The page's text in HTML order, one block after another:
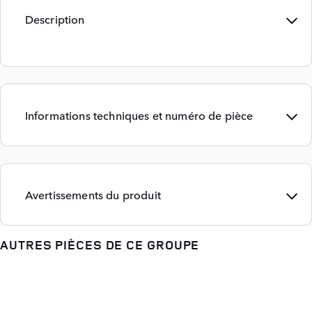
Description
Informations techniques et numéro de pièce
Avertissements du produit
AUTRES PIÈCES DE CE GROUPE